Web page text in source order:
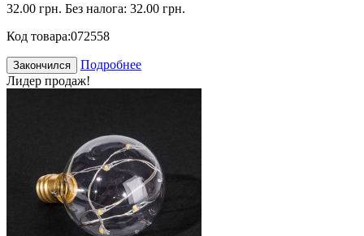
32.00 грн. Без налога: 32.00 грн.
Код товара:072558
Закончился
Подробнее
Лидер продаж!